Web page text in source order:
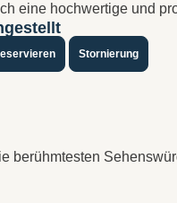
eine hochwertige und
Stornierung
berühmtesten